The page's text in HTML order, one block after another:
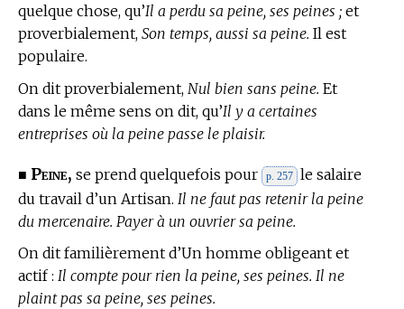
quelque chose, qu’Il a perdu sa peine, ses peines ; et
proverbialement, Son temps, aussi sa peine. Il est
populaire.
On dit proverbialement, Nul bien sans peine. Et
dans le même sens on dit, qu’Il y a certaines
entreprises où la peine passe le plaisir.
■ Peine, se prend quelquefois pour p. 257 le salaire
du travail d’un Artisan. Il ne faut pas retenir la peine
du mercenaire. Payer à un ouvrier sa peine.
On dit familièrement d’Un homme obligeant et
actif : Il compte pour rien la peine, ses peines. Il ne
plaint pas sa peine, ses peines.